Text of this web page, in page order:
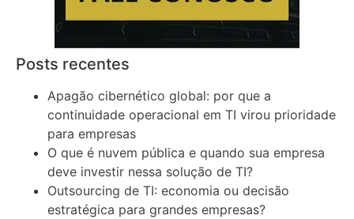
Posts recentes
Apagão cibernético global: por que a
continuidade operacional em TI virou prioridade
para empresas
O que é nuvem pública e quando sua empresa
deve investir nessa solução de TI?
Outsourcing de TI: economia ou decisão
estratégica para grandes empresas?